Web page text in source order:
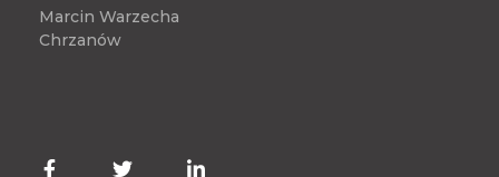
Marcin Warzecha
Chrzanów